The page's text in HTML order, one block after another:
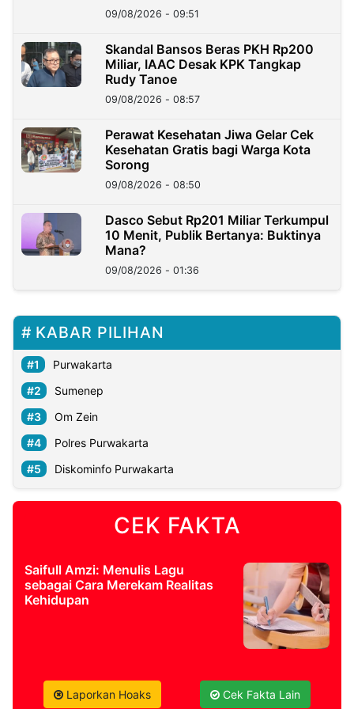
09/08/2026 - 09:51
Skandal Bansos Beras PKH Rp200
Miliar, IAAC Desak KPK Tangkap
Rudy Tanoe
09/08/2026 - 08:57
Perawat Kesehatan Jiwa Gelar Cek
Kesehatan Gratis bagi Warga Kota
Sorong
09/08/2026 - 08:50
Dasco Sebut Rp201 Miliar Terkumpul
10 Menit, Publik Bertanya: Buktinya
Mana?
09/08/2026 - 01:36
KABAR PILIHAN
Purwakarta
Sumenep
Om Zein
Polres Purwakarta
Diskominfo Purwakarta
CEK FAKTA
Saifull Amzi: Menulis Lagu
sebagai Cara Merekam Realitas
Kehidupan
Laporkan Hoaks Cek Fakta Lain